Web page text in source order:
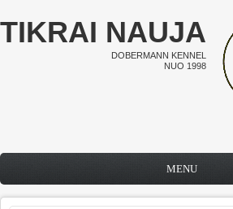
Pereiti į pagrindinį turinį
TIKRAI NAUJA
DOBERMANN KENNEL
NUO 1998
MENU